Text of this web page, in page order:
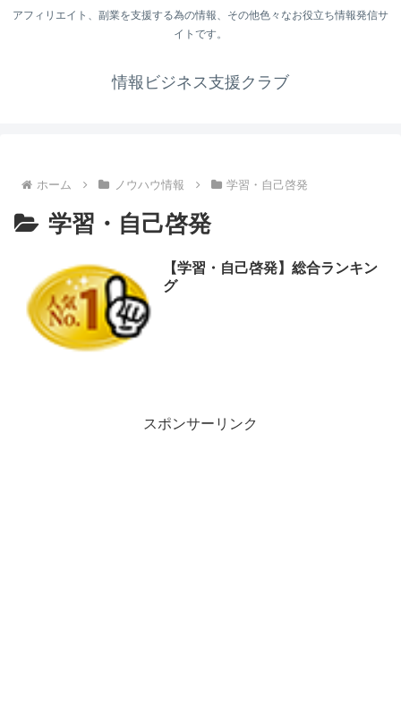
アフィリエイト、副業を支援する為の情報、その他色々なお役立ち情報発信サ
イトです。
情報ビジネス支援クラブ
ホーム ノウハウ情報 学習・自己啓発
学習・自己啓発
【学習・自己啓発】総合ランキン
グ
スポンサーリンク